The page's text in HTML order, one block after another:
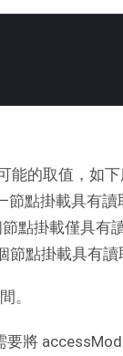
能的取值，如
節點掛載具有
節點掛載僅具有
節點掛載具有
。
將